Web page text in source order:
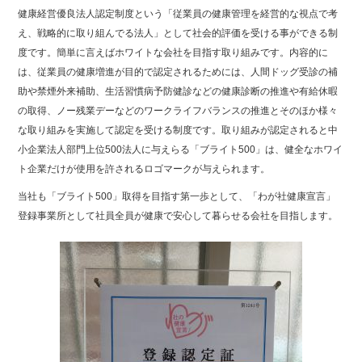
健康経営優良法人認定制度という「従業員の健康管理を経営的な視点で考
え、戦略的に取り組んでる法人」として社会的評価を受ける事ができる制
度です。簡単に言えばホワイトな会社を目指す取り組みです。内容的に
は、従業員の健康増進が目的で認定されるためには、人間ドッグ受診の補
助や禁煙外来補助、生活習慣病予防健診などの健康診断の推進や有給休暇
の取得、ノー残業デーなどのワークライフバランスの推進とそのほか様々
な取り組みを実施して認定を受ける制度です。取り組みが認定されると中
小企業法人部門上位500法人に与えらる「ブライト500」は、健全なホワイ
ト企業だけが使用を許されるロゴマークが与えられます。
当社も「ブライト500」取得を目指す第一歩として、「わが社健康宣言」
登録事業所として社員全員が健康で安心して暮らせる会社を目指します。